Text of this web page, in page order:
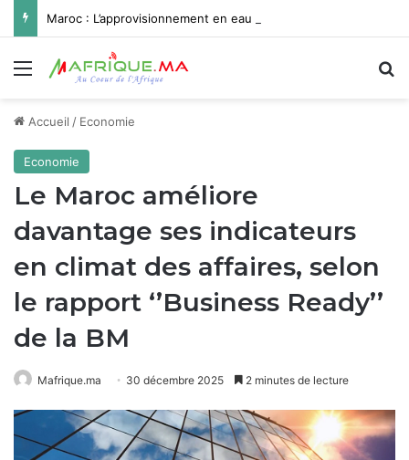
Menu
Accueil / Economie
Economie
Le Maroc améliore
davantage ses indicateurs
en climat des affaires, selon
le rapport ‘’Business Ready’’
de la BM
Mafrique.ma 30 décembre 2025 2 minutes de lecture